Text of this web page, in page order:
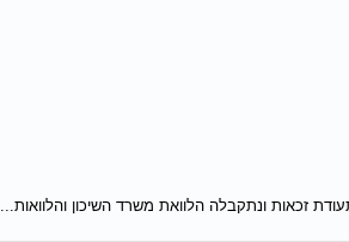
זכאות ונתקבלה הלוואת משרד השיכון והלוואות...